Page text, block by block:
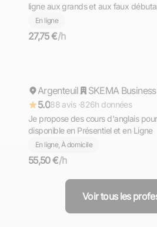
ligne aux grands et aux faux
En ligne
27,75 €/h
Répond rapidement
Argenteuil
SKEMA
5.088 avis ·826h données
Je propose des cours d'anglais
disponible en Présentiel et en Ligne
En ligne, À domicile
55,50 €/h
Voir tous les